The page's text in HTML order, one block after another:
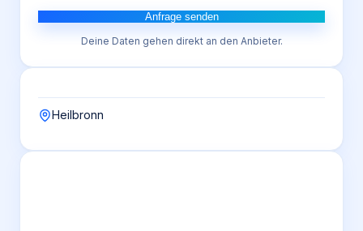
Anfrage senden
Deine Daten gehen direkt an den Anbieter.
Heilbronn